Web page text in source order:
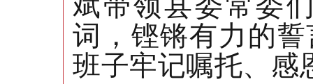
词，铿锵有力的
班子牢记嘱托、感